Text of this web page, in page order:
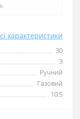
характеристики
30
3
Ручний
Газовий
10.5